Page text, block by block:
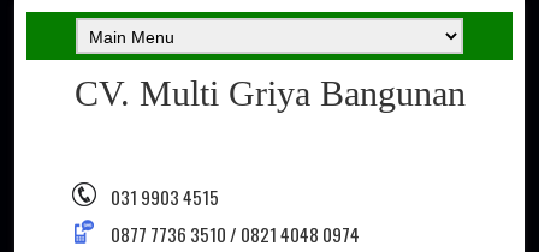
CV. Multi Griya Bangunan
031 9903 4515
0877 7736 3510 / 0821 4048 0974